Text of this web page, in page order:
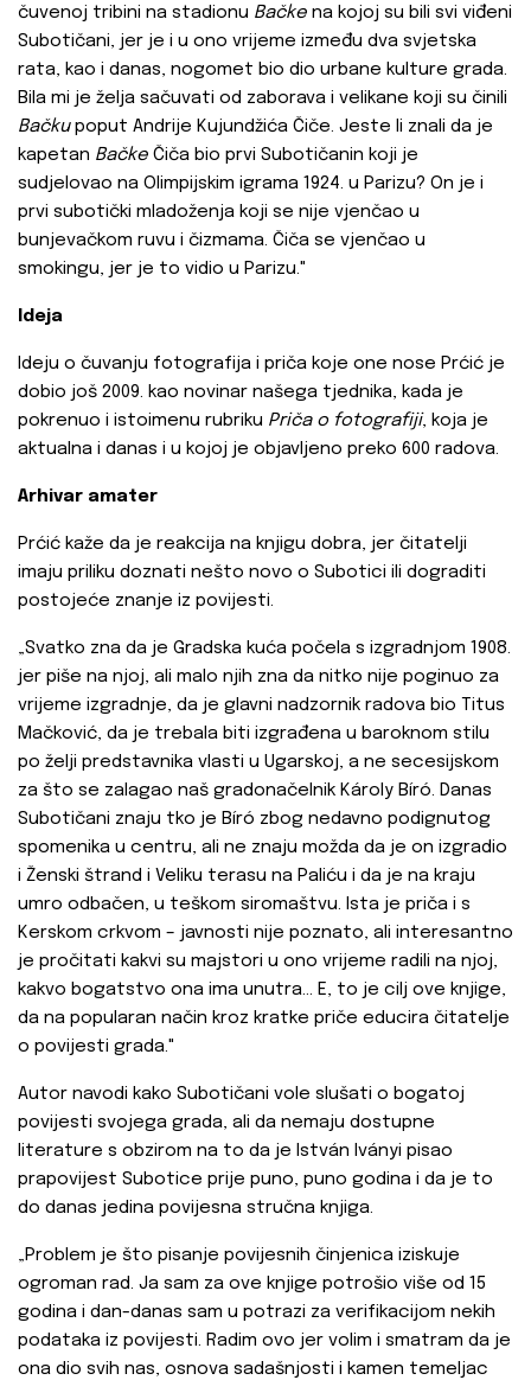
čuvenoj tribini na stadionu Bačke na kojoj su bili svi viđeni
Subotičani, jer je i u ono vrijeme između dva svjetska
rata, kao i danas, nogomet bio dio urbane kulture grada.
Bila mi je želja sačuvati od zaborava i velikane koji su činili
Bačkupoput Andrije Kujundžića Čiče. Jeste li znali da je
kapetan Bačke Čiča bio prvi Subotičanin koji je
sudjelovao na Olimpijskim igrama 1924. u Parizu? On je i
prvi subotički mladoženja koji se nije vjenčao u
bunjevačkom ruvu i čizmama. Čiča se vjenčao u
smokingu, jer je to vidio u Parizu."
Ideja
Ideju o čuvanju fotografija i priča koje one nose Prćić je
dobio još 2009. kao novinar našega tjednika, kada je
pokrenuo i istoimenu rubriku Priča o fotografiji, koja je
aktualna i danas i u kojoj je objavljeno preko 600 radova.
Arhivar amater
Prćić kaže da je reakcija na knjigu dobra, jer čitatelji
imaju priliku doznati nešto novo o Subotici ili dograditi
postojeće znanje iz povijesti.
„Svatko zna da je Gradska kuća počela s izgradnjom 1908.
jer piše na njoj, ali malo njih zna da nitko nije poginuo za
vrijeme izgradnje, da je glavni nadzornik radova bio Titus
Mačković, da je trebala biti izgrađena u baroknom stilu
po želji predstavnika vlasti u Ugarskoj, a ne secesijskom
za što se zalagao naš gradonačelnik Károly Bíró. Danas
Subotičani znaju tko je Bíró zbog nedavno podignutog
spomenika u centru, ali ne znaju možda da je on izgradio
i Ženski štrand i Veliku terasu na Paliću i da je na kraju
umro odbačen, u teškom siromaštvu. Ista je priča i s
Kerskom crkvom – javnosti nije poznato, ali interesantno
je pročitati kakvi su majstori u ono vrijeme radili na njoj,
kakvo bogatstvo ona ima unutra... E, to je cilj ove knjige,
da na popularan način kroz kratke priče educira čitatelje
o povijesti grada."
Autor navodi kako Subotičani vole slušati o bogatoj
povijesti svojega grada, ali da nemaju dostupne
literature s obzirom na to da je István Iványi pisao
prapovijest Subotice prije puno, puno godina i da je to
do danas jedina povijesna stručna knjiga.
„Problem je što pisanje povijesnih činjenica iziskuje
ogroman rad. Ja sam za ove knjige potrošio više od 15
godina i dan-danas sam u potrazi za verifikacijom nekih
podataka iz povijesti. Radim ovo jer volim i smatram da je
ona dio svih nas, osnova sadašnjosti i kamen temeljac